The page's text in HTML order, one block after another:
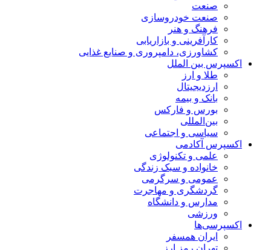
صنعت
صنعت خودروسازی
فرهنگ و هنر
کارآفرینی و بازاریابی
کشاورزی، دامپروری و صنایع غذایی
اکسپرس بین الملل
طلا و ارز
ارزدیجیتال
بانک و بیمه
بورس و فارکس
بین‌المللی
سیاسی و اجتماعی
اکسپرس آکادمی
علمی و تکنولوژی
خانواده و سبک زندگی
عمومی و سرگرمی
گردشگری و مهاجرت
مدارس و دانشگاه
ورزشی
اکسپرسی‌ها
ایران همسفر
تهران رمز ارز